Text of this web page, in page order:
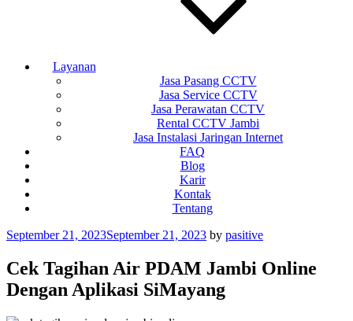
Layanan
Jasa Pasang CCTV
Jasa Service CCTV
Jasa Perawatan CCTV
Rental CCTV Jambi
Jasa Instalasi Jaringan Internet
FAQ
Blog
Karir
Kontak
Tentang
Posted
September 21, 2023September 21, 2023 by pasitive
Cek Tagihan Air PDAM Jambi Online
Dengan Aplikasi SiMayang